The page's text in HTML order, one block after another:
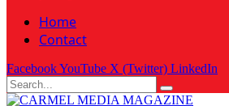
Home
Contact
FacebookYouTube X (Twitter) LinkedIn